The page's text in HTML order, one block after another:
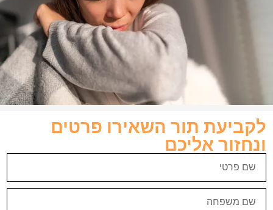
לקביעת תור השאירו פרטים
ונחזור אליכם